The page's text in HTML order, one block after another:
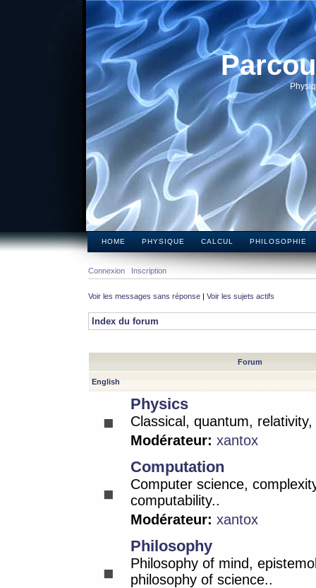
HOME PHYSIQUE CALCUL PHILOSOPHIE
Connexion Inscription
Voir les messages sans réponse | Voir les sujets actifs
Index du forum
Forum
English
Physics
Classical, quantum,
Modérateur: xantox
Computation
Computer science,
computability..
Modérateur: xantox
Philosophy
Philosophy of mind,
philosophy of science..